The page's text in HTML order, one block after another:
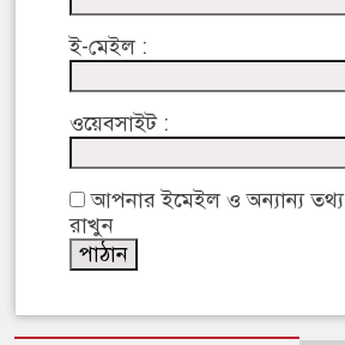
ই-মেইল :
ওয়েবসাইট :
আপনার ইমেইল ও অন্যান্য
রাখুন